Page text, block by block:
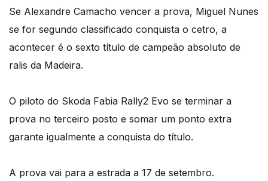
Se Alexandre Camacho vencer a prova, Miguel Nunes
se for segundo classificado conquista o cetro, a
acontecer é o sexto título de campeão absoluto de
ralis da Madeira.
O piloto do Skoda Fabia Rally2 Evo se terminar a
prova no terceiro posto e somar um ponto extra
garante igualmente a conquista do título.
A prova vai para a estrada a 17 de setembro.